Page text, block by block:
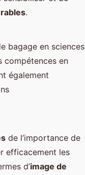
.
bagage en sciences
compétences en
également
de l’importance de
efficacement les
d’image de